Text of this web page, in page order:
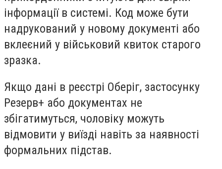
інформації в системі. Код може бути
надрукований у новому документі або
вклеєний у військовий квиток старого
зразка.
Якщо дані в реєстрі Оберіг, застосунку
Резерв+ або документах не
збігатимуться, чоловіку можуть
відмовити у виїзді навіть за наявності
формальних підстав.